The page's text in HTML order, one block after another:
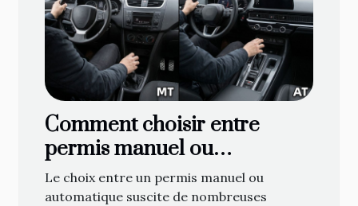
Comment choisir entre
permis manuel ou
automatique ?
Le choix entre un permis manuel ou
automatique suscite de nombreuses